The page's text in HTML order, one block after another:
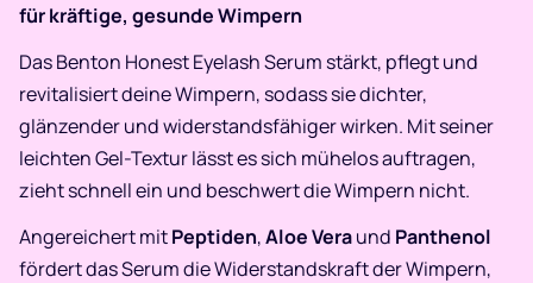
für kräftige, gesunde Wimpern
Das Benton Honest Eyelash Serum stärkt, pflegt und
revitalisiert deine Wimpern, sodass sie dichter,
glänzender und widerstandsfähiger wirken. Mit seiner
leichten Gel-Textur lässt es sich mühelos auftragen,
zieht schnell ein und beschwert die Wimpern nicht.
Angereichert mitPeptiden,Aloe Veraund Panthenol
fördert das Serum die Widerstandskraft der Wimpern,